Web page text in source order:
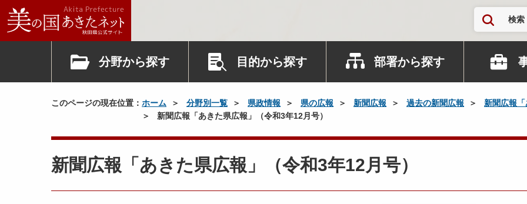
検索
分野から探す 目的から探す 部署から探す
このページの現在位置： ホーム 分野別一覧 県政情報 県の広報 新聞広報 過去の新聞広報
新聞広報「
新聞広報「あきた県広報」（令和3年12月号）
新聞広報「あきた県広報」（令和3年12月号）